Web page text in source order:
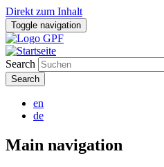
Direkt zum Inhalt
Toggle navigation
Search
en
de
Main navigation